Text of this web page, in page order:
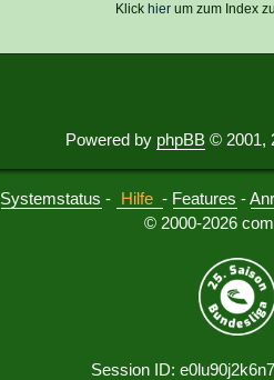
Klickhier um zum Index
Powered by phpBB © 2001,
Systemstatus - Hilfe - Features -
© 2000-2026
Session ID: